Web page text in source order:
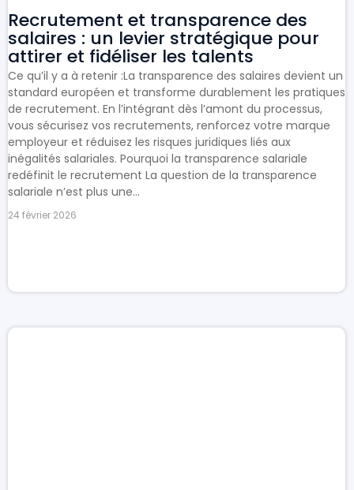
Recrutement et transparence des
salaires : un levier stratégique pour
attirer et fidéliser les talents
Ce qu’il y a à retenir :La transparence des salaires devient un
standard européen et transforme durablement les pratiques
de recrutement. En l’intégrant dès l’amont du processus,
vous sécurisez vos recrutements, renforcez votre marque
employeur et réduisez les risques juridiques liés aux
inégalités salariales. Pourquoi la transparence salariale
redéfinit le recrutement La question de la transparence
salariale n’est plus une...
24 février 2026